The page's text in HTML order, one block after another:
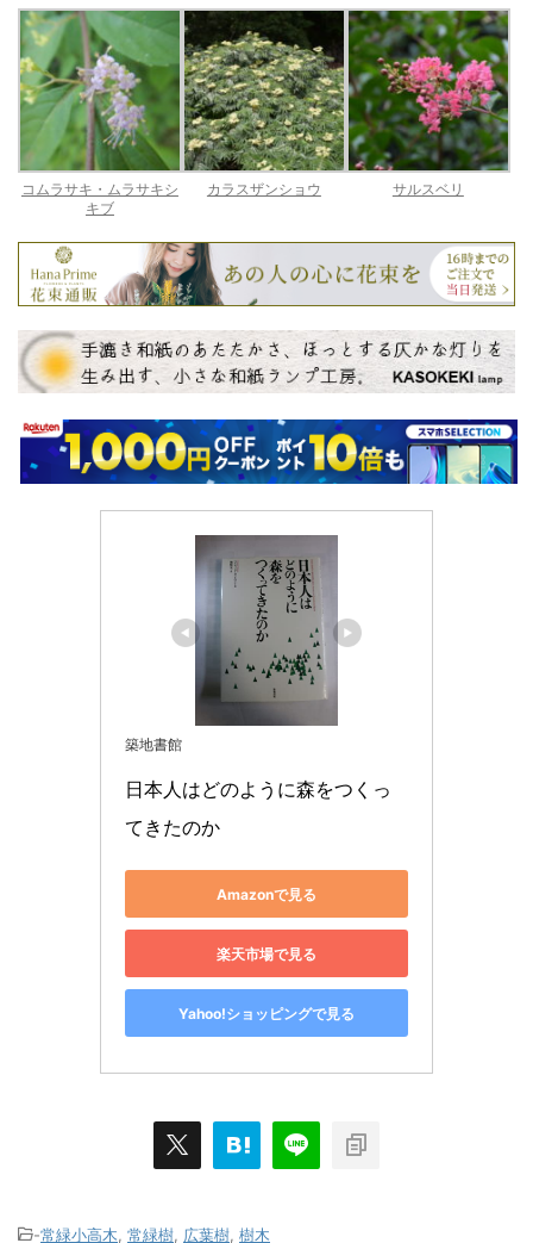
コムラサキ・ムラサキシ
キブ
カラスザンショウ サルスベリ
築地書館
日本人はどのように森をつくっ
てきたのか
Amazonで見る
楽天市場で見る
Yahoo!ショッピングで見る
-常緑小高木 常緑樹 広葉樹 樹木